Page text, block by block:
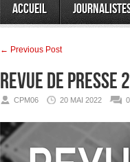
Accueil
← Previous Post
Revue de presse
CPM06 20 MAI 2022 0